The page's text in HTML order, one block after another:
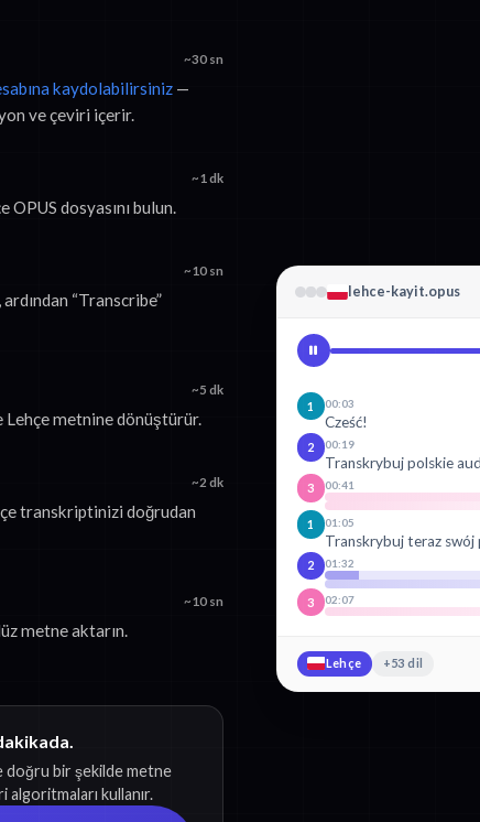
~30 sn
kaydolabilirsiniz —
ve çeviri içerir.
~1 dk
OPUS dosyasını bulun.
~10 sn
“Transcribe”
~5 dk
Lehçe metnine dönüştürür.
~2 dk
transkriptinizi doğrudan
~10 sn
metne aktarın.
doğru bir şekilde metne
kullanır.
lehce-kayit.opus
1 00:03
Cześć!
2 00:19
Transkrybuj polskie
3 00:41
1 01:05
Transkrybuj teraz swój
2 01:32
3 02:07
Lehçe +53 dil